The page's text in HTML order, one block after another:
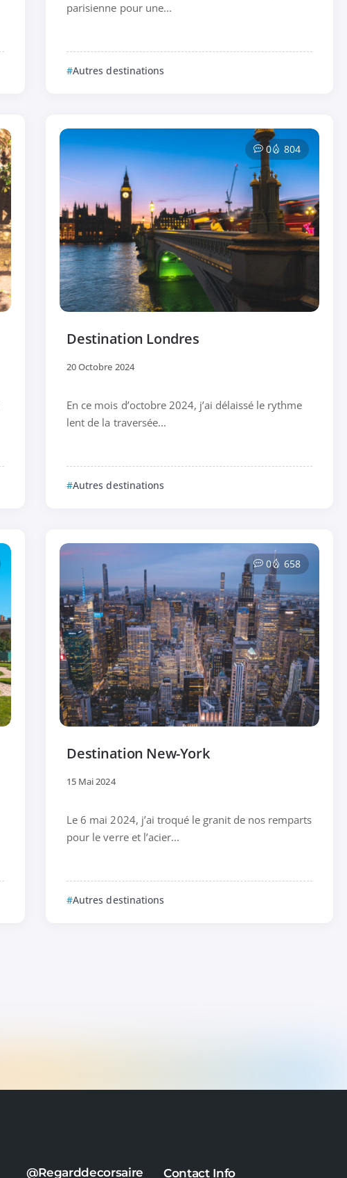
parisienne pour une...
Autres destinations
0 804
Destination Londres
20 Octobre 2024
En ce mois d’octobre 2024, j’ai délaissé le rythme
lent de la traversée...
Autres destinations
0 658
Destination New-York
15 Mai 2024
Le 6 mai 2024, j’ai troqué le granit de nos remparts
pour le verre et l’acier...
Autres destinations
@Regarddecorsaire Contact Info